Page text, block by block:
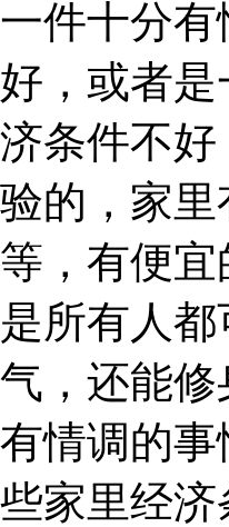
一件十分
好，或者
济条件不
验的，家
等，有便
是所有人
气，还能
有情调的事
些家里经